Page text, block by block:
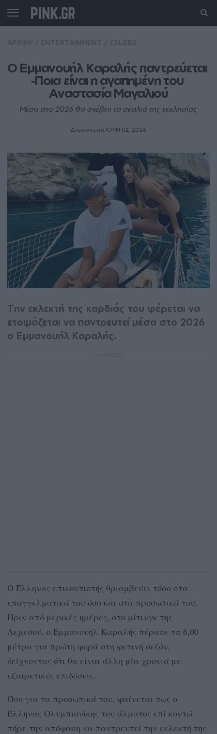
O Εμμανουήλ Καραλής παντρεύεται
‑Ποια είναι η αγαπημένη του
Αναστασία Μαγαλιού
Μέσα στο 2026 θα ανέβειι τα σκαλιά της εκκλησίας
Δημοσίευση ΙΟΥΝ 02, 2026
Την εκλεκτή της καρδιάς του φέρεται να
ετοιμάζεται να παντρευτεί μέσα στο 2026
ο Εμμανουήλ Καραλής.
Ο Έλληνας επικοντιστής θριαμβεύει τόσο στα
επαγγελματικά του όσο και στα προσωπικά του.
Πριν από μερικές ημέρες, στο μίτινγκ της
Λεμεσού, ο Εμμανουήλ Καραλής πέρασε τα 6,00
μέτρα για πρώτη φορά στη φετινή σεζόν,
δείχνοντας ότι θα είναι άλλη μία χρονιά με
εξαιρετικές επιδόσεις.
Όσο για τα προσωπικά του, φαίνεται πως ο
Έλληνας Ολυμπιονίκης του άλματος επί κοντώ
πήρε την απόφαση να παντρευτεί την εκλεκτή της